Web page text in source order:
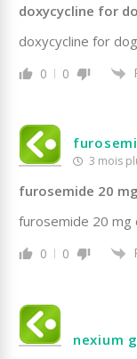
doxycycline for
doxycycline for
0 0
3 mois
furosemide 20
furosemide 20 mg
0 0
nexium